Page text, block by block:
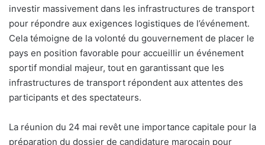
investir massivement dans les infrastructures de transport
pour répondre aux exigences logistiques de l’événement.
Cela témoigne de la volonté du gouvernement de placer le
pays en position favorable pour accueillir un événement
sportif mondial majeur, tout en garantissant que les
infrastructures de transport répondent aux attentes des
participants et des spectateurs.
La réunion du 24 mai revêt une importance capitale pour la
préparation du dossier de candidature marocain pour